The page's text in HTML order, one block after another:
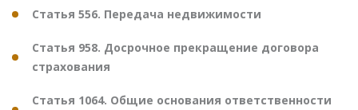
Статья 556. Передача недвижимости
Статья 958. Досрочное прекращение договора
страхования
Статья 1064. Общие основания ответственности